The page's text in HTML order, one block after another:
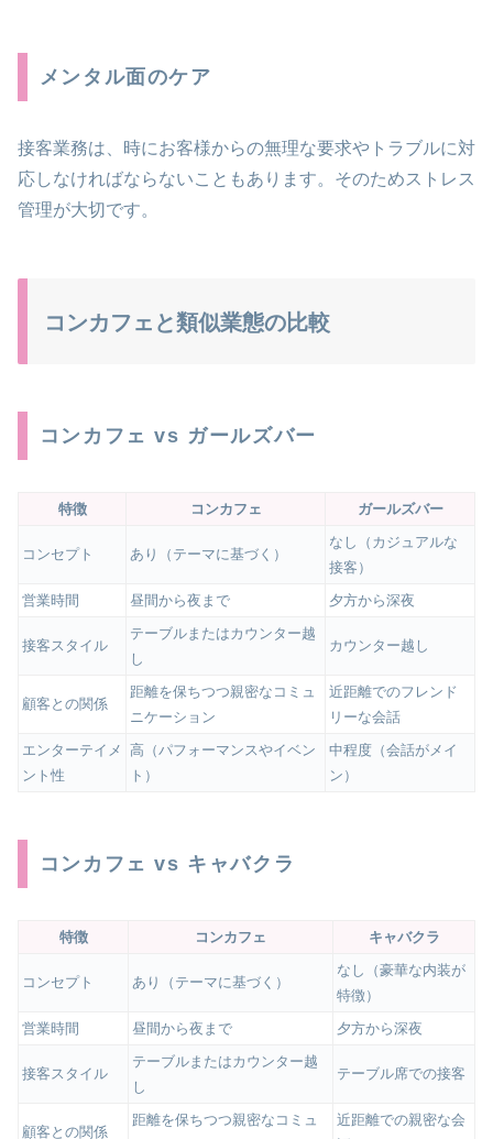
メンタル面のケア
接客業務は、時にお客様からの無理な要求やトラブルに対
応しなければならないこともあります。そのためストレス
管理が大切です​。
コンカフェと類似業態の比較
コンカフェ vs ガールズバー
特徴 コンカフェ ガールズバー
コンセプト あり（テーマに基づく）
なし（カジュアルな
接客）
営業時間
昼間から夜まで 夕方から深夜
接客スタイル
テーブルまたはカウンター越
し
カウンター越し
顧客との関係
距離を保ちつつ親密なコミュ
ニケーション
近距離でのフレンド
リーな会話
エンターテイメ
ント性
高（パフォーマンスやイベン
ト）
中程度（会話がメイ
ン）
コンカフェ vs キャバクラ
特徴 コンカフェ キャバクラ
コンセプト あり（テーマに基づく）
なし（豪華な内装が
特徴）
営業時間
昼間から夜まで 夕方から深夜
接客スタイル
テーブルまたはカウンター越
し
テーブル席での接客
顧客との関係
距離を保ちつつ親密なコミュ
近距離での親密な会